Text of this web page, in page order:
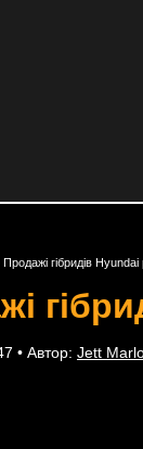
Продажі гібридів Hyundai
• Автор: Jett